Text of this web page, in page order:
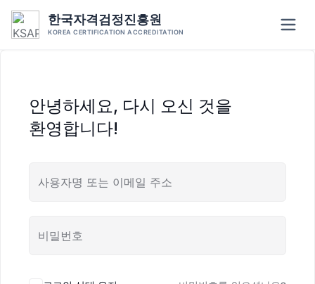
Skip
content
안녕하세요, 다시 오신 것을
환영합니다!
한국자격검정진흥원
KOREA CERTIFICATION ACCREDITATION